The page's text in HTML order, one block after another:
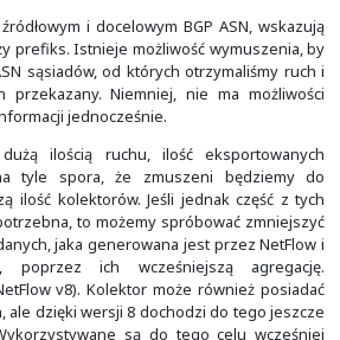
eksportu (wersja 1 czy też
samego początku protokołu
Cisco IOS.
potrzeby kooperacji z
wersji. Obsługuje on tylko
z "Main Cache". W każdym
Format ten zakłada,
są zbierane tylko na wejściu
przepływu). Do kolektora
informacje na temat każdego z
zostały pogrubione, przy
wyjściowy):